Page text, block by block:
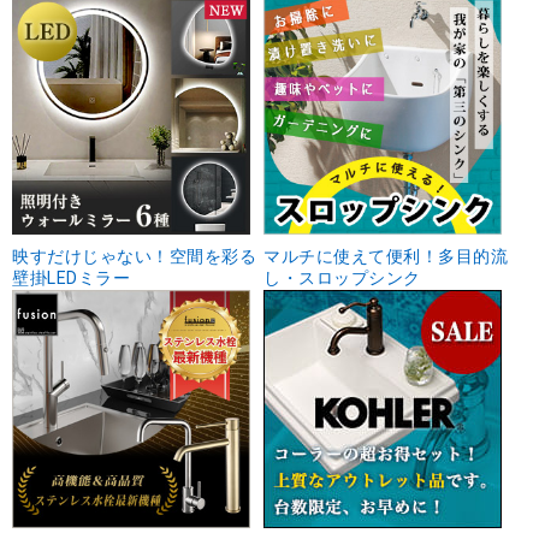
映すだけじゃない！空間を彩る
壁掛LEDミラー
マルチに使えて便利！多目的流
し・スロップシンク